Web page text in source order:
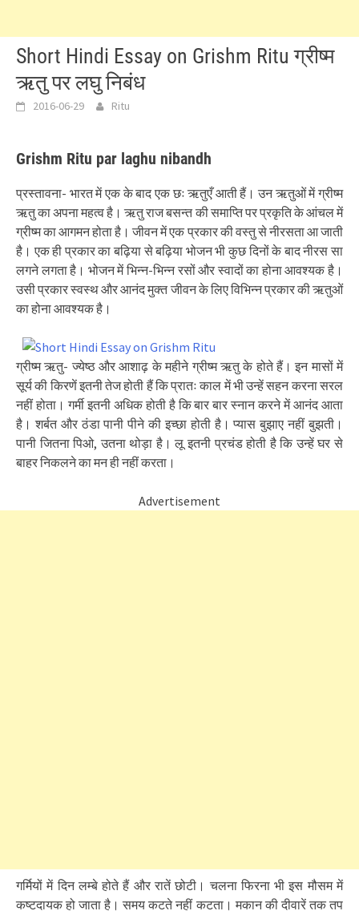
Short Hindi Essay on Grishm Ritu ग्रीष्म
ऋतु पर लघु निबंध
2016-06-29 Ritu
Grishm Ritu par laghu nibandh
प्रस्तावना- भारत में एक के बाद एक छः ऋतुएँ आती हैं। उन ऋतुओं में ग्रीष्म
ऋतु का अपना महत्व है। ऋतु राज बसन्त की समाप्ति पर प्रकृति के आंचल में
ग्रीष्म का आगमन होता है। जीवन में एक प्रकार की वस्तु से नीरसता आ जाती
है। एक ही प्रकार का बढ़िया से बढ़िया भोजन भी कुछ दिनों के बाद नीरस सा
लगने लगता है। भोजन में भिन्न-भिन्न रसों और स्वादों का होना आवश्यक है।
उसी प्रकार स्वस्थ और आनंद मुक्त जीवन के लिए विभिन्न प्रकार की ऋतुओं
का होना आवश्यक है।
ग्रीष्म ऋतु- ज्येष्ठ और आशाढ़ के महीने ग्रीष्म ऋतु के होते हैं। इन मासों में
सूर्य की किरणें इतनी तेज होती हैं कि प्रातः काल में भी उन्हें सहन करना सरल
नहीं होता। गर्मी इतनी अधिक होती है कि बार बार स्नान करने में आनंद आता
है। शर्बत और ठंडा पानी पीने की इच्छा होती है। प्यास बुझाए नहीं बुझती।
पानी जितना पिओ, उतना थोड़ा है। लू इतनी प्रचंड होती है कि उन्हें घर से
बाहर निकलने का मन ही नहीं करता।
Advertisement
गर्मियों में दिन लम्बे होते हैं और रातें छोटी। चलना फिरना भी इस मौसम में
कष्टदायक हो जाता है। समय कटते नहीं कटता। मकान की दीवारें तक तप